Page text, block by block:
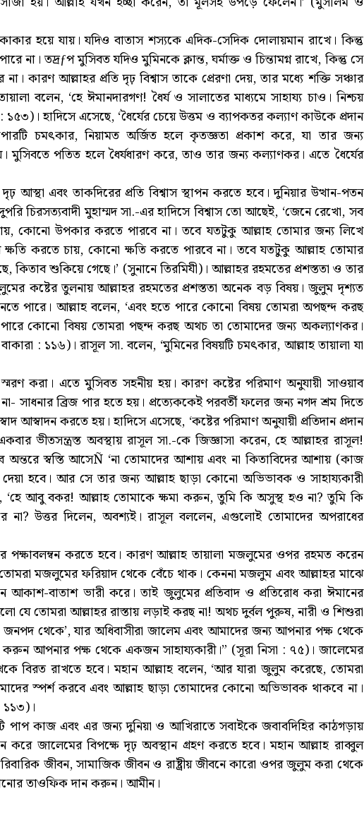
হয়ে যায়। যদিও বাতাস শস্যকে এদিক-সেদিক দোলায়মান রাখে। কিন্তু
না। তদ্রƒপ মুসিবত যদিও মুমিনকে ক্লান্ত, ঘর্মাক্ত ও চিন্তামগ্ন রাখে, কিন্তু সে
কারণ আল্লাহর প্রতি দৃঢ় বিশ্বাস তাকে প্রেরণা দেয়, তার মধ্যে শক্তি সঞ্চার
বলেন, ‘হে ঈমানদারগণ! ধৈর্য ও সালাতের মাধ্যমে সাহায্য চাও। নিশ্চয়
১৫৩)। হাদিসে এসেছে, ‘ধৈর্যের চেয়ে উত্তম ও ব্যাপকতর কল্যাণ কাউকে প্রদান
চমৎকার, নিয়ামত অর্জিত হলে কৃতজ্ঞতা প্রকাশ করে, যা তার জন্য
পতিত হলে ধৈর্যধারণ করে, তাও তার জন্য কল্যাণকর। এতে ধৈর্যের
এবং তাকদিরের প্রতি বিশ্বাস স্থাপন করতে হবে। দুনিয়ার উত্থান-পতন
চিরসত্যবাদী মুহাম্মদ সা.-এর হাদিসে বিশ্বাস তো আছেই, ‘জেনে রেখো, সব
কোনো উপকার করতে পারবে না। তবে যতটুকু আল্লাহ তোমার জন্য লিখে
ক্ষতি করতে চায়, কোনো ক্ষতি করতে পারবে না। তবে যতটুকু আল্লাহ তোমার
কিতাব শুকিয়ে গেছে।’ (সুনানে তিরমিযী)। আল্লাহর রহমতের প্রশস্ততা ও তার
কষ্টের তুলনায় আল্লাহর রহমতের প্রশস্ততা অনেক বড় বিষয়। জুলুম দৃশ্যত
পারে। আল্লাহ বলেন, ‘এবং হতে পারে কোনো বিষয় তোমরা অপছন্দ করছ
কোনো বিষয় তোমরা পছন্দ করছ অথচ তা তোমাদের জন্য অকল্যাণকর।
: ১১৬)। রাসূল সা. বলেন, ‘মুমিনের বিষয়টি চমৎকার, আল্লাহ তায়ালা যা
স্মরণ করা। এতে মুসিবত সহনীয় হয়। কারণ কষ্টের পরিমাণ অনুযায়ী সাওয়াব
সাধনার ব্রিজ পার হতে হয়। প্রত্যেককেই পরবর্তী ফলের জন্য নগদ শ্রম দিতে
আস্বাদন করতে হয়। হাদিসে এসেছে, ‘কষ্টের পরিমাণ অনুযায়ী প্রতিদান প্রদান
ভীতসন্ত্রস্ত অবস্থায় রাসূল সা.-কে জিজ্ঞাসা করেন, হে আল্লাহর রাসূল!
স্বস্তি আসেÑ ‘না তোমাদের আশায় এবং না কিতাবিদের আশায় (কাজ
হবে। আর সে তার জন্য আল্লাহ ছাড়া কোনো অভিভাবক ও সাহায্যকারী
‘হে আবু বকর! আল্লাহ তোমাকে ক্ষমা করুন, তুমি কি অসুস্থ হও না? তুমি কি
না? উত্তর দিলেন, অবশ্যই। রাসূল বললেন, এগুলোই তোমাদের অপরাধের
পক্ষাবলম্বন করতে হবে। কারণ আল্লাহ তায়ালা মজলুমের ওপর রহমত করেন
মজলুমের ফরিয়াদ থেকে বেঁচে থাক। কেননা মজলুম এবং আল্লাহর মাঝে
আকাশ-বাতাশ ভারী করে। তাই জুলুমের প্রতিবাদ ও প্রতিরোধ করা ঈমানের
যে তোমরা আল্লাহর রাস্তায় লড়াই করছ না! অথচ দুর্বল পুরুষ, নারী ও শিশুরা
থেকে’, যার অধিবাসীরা জালেম এবং আমাদের জন্য আপনার পক্ষ থেকে
আপনার পক্ষ থেকে একজন সাহায্যকারী।” (সূরা নিসা : ৭৫)। জালেমের
বিরত রাখতে হবে। মহান আল্লাহ বলেন, ‘আর যারা জুলুম করেছে, তোমরা
স্পর্শ করবে এবং আল্লাহ ছাড়া তোমাদের কোনো অভিভাবক থাকবে না।
১১৩)।
পাপ কাজ এবং এর জন্য দুনিয়া ও আখিরাতে সবাইকে জবাবদিহির কাঠগড়ায়
করে জালেমের বিপক্ষে দৃঢ় অবস্থান গ্রহণ করতে হবে। মহান আল্লাহ রাব্বুল
জীবন, সামাজিক জীবন ও রাষ্ট্রীয় জীবনে কারো ওপর জুলুম করা থেকে
তাওফিক দান করুন। আমীন।